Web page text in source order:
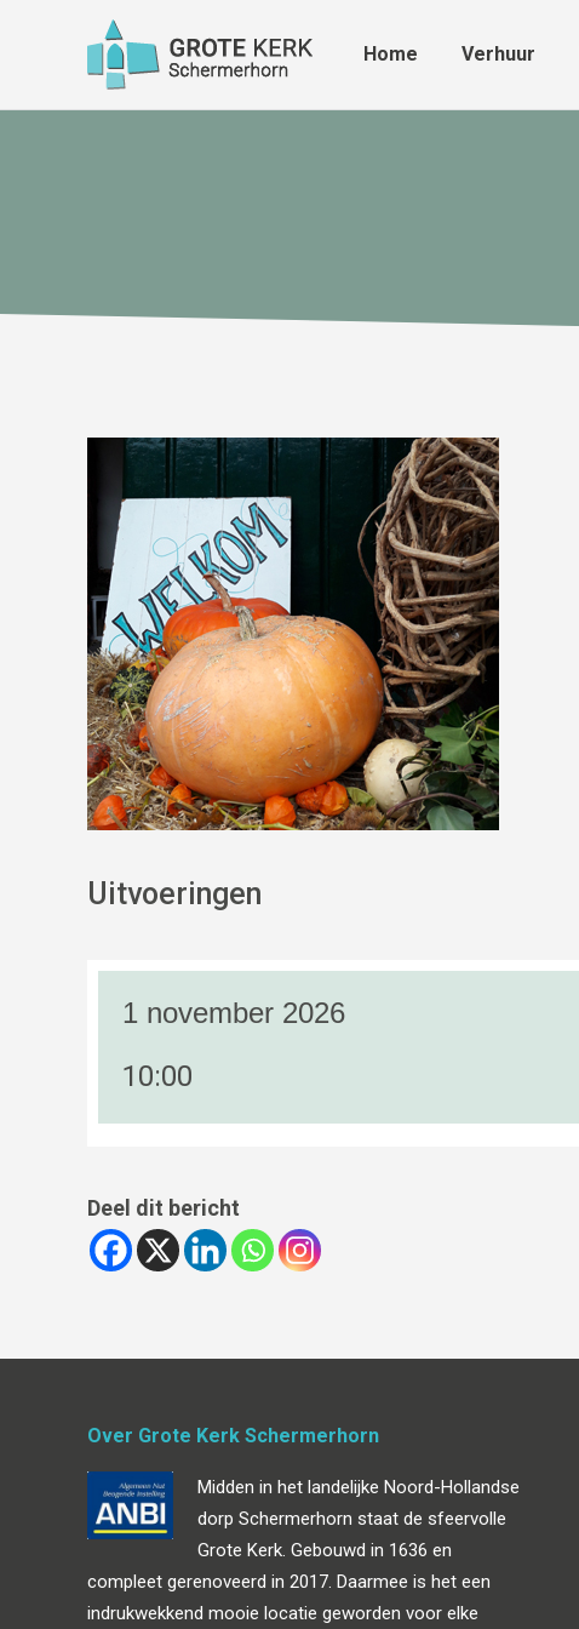
Home Verhuur
Uitvoeringen
1 november 2026
10:00
Deel dit bericht
Over Grote Kerk Schermerhorn
Midden in het landelijke Noord-Hollandse
dorp Schermerhorn staat de sfeervolle
Grote Kerk. Gebouwd in 1636 en
compleet gerenoveerd in 2017. Daarmee is het een
indrukwekkend mooie locatie geworden voor elke
Home Verhuur